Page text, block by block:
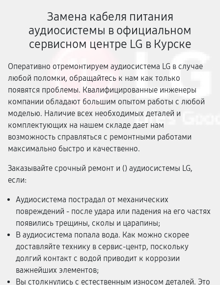
Замена кабеля питания
аудиосистемы в официальном
сервисном центре LG в Курске
Оперативно отремонтируем аудиосистема LG в случае
любой поломки, обращайтесь к нам как только
появятся проблемы. Квалифицированные инженеры
компании обладают большим опытом работы с любой
моделью. Наличие всех необходимых деталей и
комплектующих на нашем складе дает нам
возможность справляться с ремонтными работами
максимально быстро и качественно.
Заказывайте срочный ремонт и () аудиосистемы LG,
если:
Аудиосистема пострадал от механических
повреждений - после удара или падения на его частях
появились трещины, сколы и царапины;
В аудиосистема попала вода. Как можно скорее
доставляйте технику в сервис-центр, поскольку
долгий контакт с водой приводит к коррозии
важнейших элементов;
Вы столкнулись с естественным износом деталей. Это